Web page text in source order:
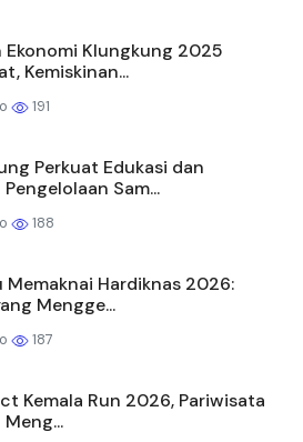
Ekonomi Klungkung 2025
Kemiskinan...
191
Perkuat Edukasi dan
Sam...
188
Memaknai Hardiknas 2026:
Mengge...
187
Kemala Run 2026, Pariwisata